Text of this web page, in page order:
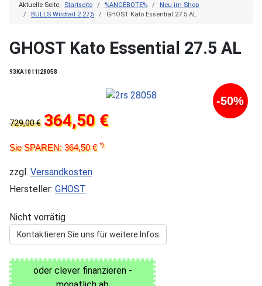
Aktuelle Seite: Startseite %ANGEBOTE%
Neu im Shop
BULLS Wildtail 2 27,5
GHOST Kato Essential 27.5 AL
GHOST Kato Essential 27.5 AL
93KA1011|28058
-50%
729,00 € 364,50 €
Sie SPAREN: 364,50 €*)
zzgl. Versandkosten
Hersteller: GHOST
Nicht vorrätig
Kontaktieren Sie uns für weitere Infos
oder clever finanzieren -